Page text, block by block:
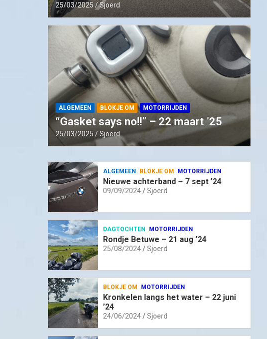
25/03/2025 Sjoerd
ALGEMEEN BLOKJE OM MOTORRIJDEN
“Gasket says no!!” – 22 maart ’25
25/03/2025 Sjoerd
ALGEMEEN BLOKJE OM MOTORRIJDEN
Nieuwe achterband – 7 sept ’24
09/09/2024 Sjoerd
DAGTOCHTEN MOTORRIJDEN
Rondje Betuwe – 21 aug ’24
25/08/2024 Sjoerd
BLOKJE OM MOTORRIJDEN
Kronkelen langs het water – 22 juni
’24
24/06/2024 Sjoerd